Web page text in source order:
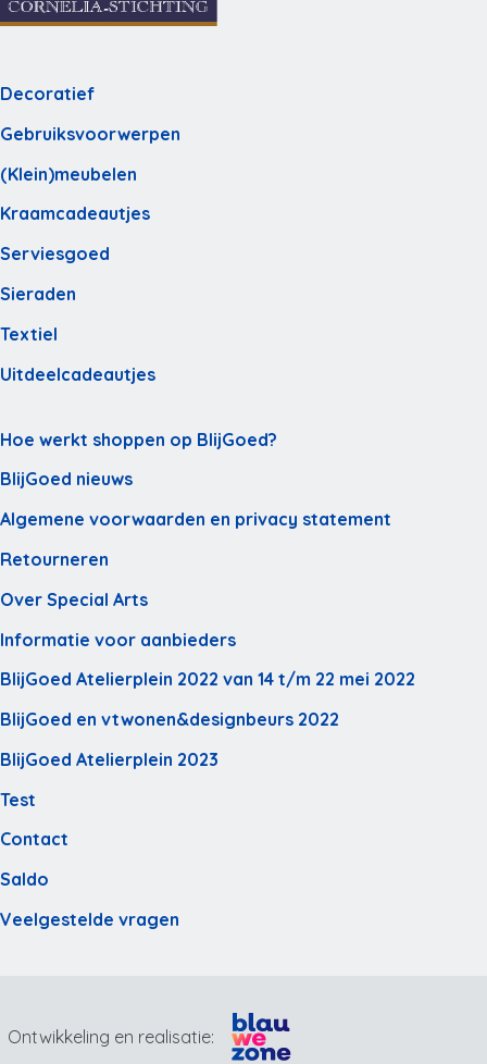
Decoratief
Gebruiksvoorwerpen
(Klein)meubelen
Kraamcadeautjes
Serviesgoed
Sieraden
Textiel
Uitdeelcadeautjes
Hoe werkt shoppen op BlijGoed?
BlijGoed nieuws
Algemene voorwaarden en privacy statement
Retourneren
Over Special Arts
Informatie voor aanbieders
BlijGoed Atelierplein 2022 van 14 t/m 22 mei 2022
BlijGoed en vtwonen&designbeurs 2022
BlijGoed Atelierplein 2023
Test
Contact
Saldo
Veelgestelde vragen
Ontwikkeling en realisatie: